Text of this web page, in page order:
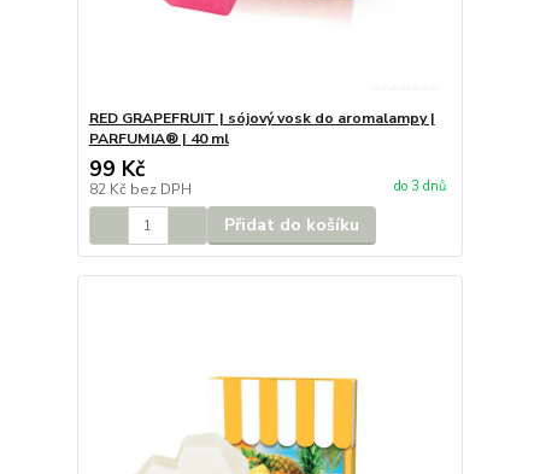
RED GRAPEFRUIT | sójový vosk do aromalampy |
PARFUMIA® | 40 ml
99 Kč
82 Kč bez DPH do 3 dnů
Přidat do košíku